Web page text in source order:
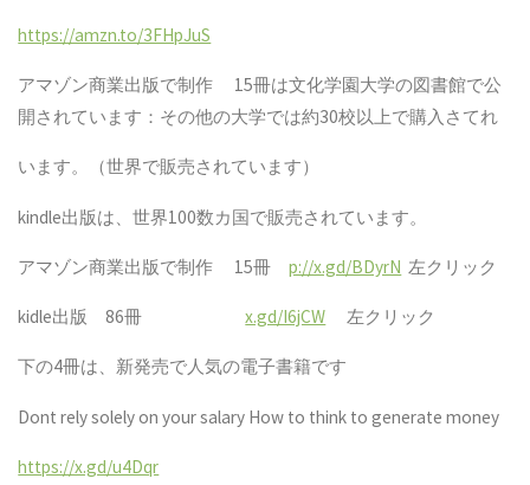
https://amzn.to/3FHpJuS
アマゾン商業出版で制作 15冊は文化学園大学の図書館で公
開されています：その他の大学では約30校以上で購入さてれ
います。（世界で販売されています）
kindle出版は、世界100数カ国で販売されています。
アマゾン商業出版で制作 15冊p://x.gd/BDyrN 左クリック
kidle出版86冊 x.gd/I6jCW 左クリック
下の4冊は、新発売で人気の電子書籍です
Dont rely solely on your salary How to think to generate money
https://x.gd/u4Dqr